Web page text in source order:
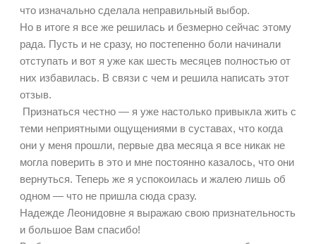
что изначально сделала неправильный выбор.
Но в итоге я все же решилась и безмерно сейчас этому
рада. Пусть и не сразу, но постепенно боли начинали
отступать и вот я уже как шесть месяцев полностью от
них избавилась. В связи с чем и решила написать этот
отзыв.
Признаться честно — я уже настолько привыкла жить с
теми неприятными ощущениями в суставах, что когда
они у меня прошли, первые два месяца я все никак не
могла поверить в это и мне постоянно казалось, что они
вернуться. Теперь же я успокоилась и жалею лишь об
одном — что не пришла сюда сразу.
Надежде Леонидовне я выражаю свою признательность
и большое Вам спасибо!